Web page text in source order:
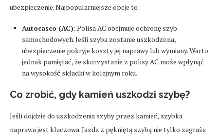
ubezpieczenie. Najpopularniejsze opcje to:
Autocasco (AC): Polisa AC obejmuje ochronę szyb
samochodowych. Jeśli szyba zostanie uszkodzona,
ubezpieczenie pokryje koszty jej naprawy lub wymiany. Warto
jednak pamiętać, że skorzystanie z polisy AC może wpłynąć
na wysokość składki w kolejnym roku.
Co zrobić, gdy kamień uszkodzi szybę?
Jeśli dojdzie do uszkodzenia szyby przez kamień, szybka
naprawa jest kluczowa. Jazda z pękniętą szybą nie tylko zagraża